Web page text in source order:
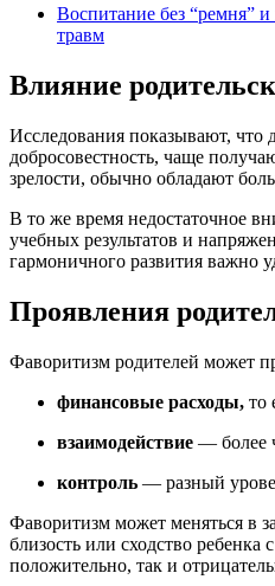
Воспитание без “ремня” и
травм
Влияние
Исследования показывают, что
добросовестность, чаще
зрелости, обычно обладают
В то же время недостаточное
учебных результатов и
гармоничного развития важно
Проявления
Фаворитизм родителей может
финансовые расходы, то
взаимодействие — более
контроль — разный
Фаворитизм может меняться в
близость или сходство
положительно, так и